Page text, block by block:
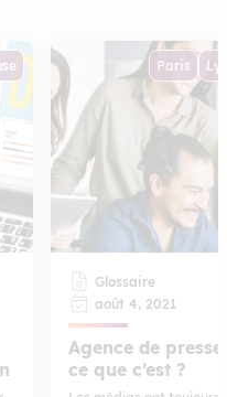
Paris
Glossaire
août 4, 2021
Agence de
ce que c’est ?